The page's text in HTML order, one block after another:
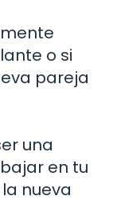
o si
pareja
una
en tu
nueva